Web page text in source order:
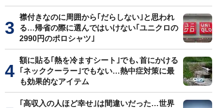
襟付きなのに周囲から｢だらしない｣と思われ
る…帰省の際に選んではいけない｢ユニクロの
2990円のポロシャツ｣
額に貼る｢熱を冷ますシート｣でも､首にかける
｢ネッククーラー｣でもない…熱中症対策に最
も効果的なアイテム
｢高収入の人ほど幸せ｣は間違いだった…世界